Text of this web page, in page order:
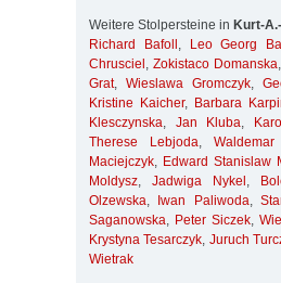
Weitere Stolpersteine in Kurt-
Richard Bafoll , Leo Georg
Chrusciel ,Zokistaco Domanska,
Grat,Wieslawa Gromczyk,
Kristine Kaicher, Barbara
Klesczynska, Jan Kluba,
Therese Lebjoda,
Maciejczyk, Edward Stanislaw
Moldysz, Jadwiga Nykel ,
Olzewska, Iwan Paliwoda,
Saganowska, Peter Siczek,
Krystyna Tesarczyk, Juruch
Wietrak